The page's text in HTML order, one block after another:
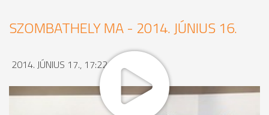
SZOMBATHELY MA - 2014. JÚNIUS 16.
2014. JÚNIUS 17., 17:22